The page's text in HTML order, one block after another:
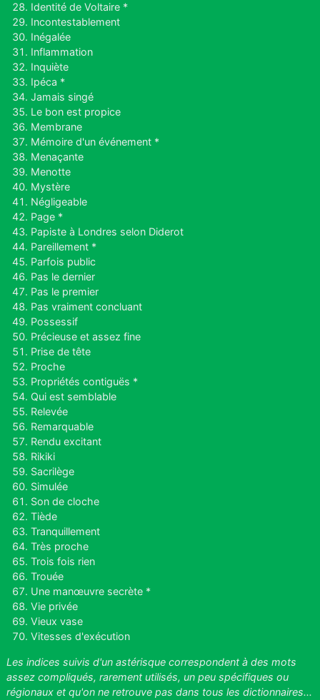
Identité de Voltaire *
Incontestablement
Inégalée
Inflammation
Inquiète
Ipéca *
Jamais singé
Le bon est propice
Membrane
Mémoire d'un événement *
Menaçante
Menotte
Mystère
Négligeable
Page *
Papiste à Londres selon Diderot
Pareillement *
Parfois public
Pas le dernier
Pas le premier
Pas vraiment concluant
Possessif
Précieuse et assez fine
Prise de tête
Proche
Propriétés contiguës *
Qui est semblable
Relevée
Remarquable
Rendu excitant
Rikiki
Sacrilège
Simulée
Son de cloche
Tiède
Tranquillement
Très proche
Trois fois rien
Trouée
Une manœuvre secrète *
Vie privée
Vieux vase
Vitesses d'exécution
Les indices suivis d'un astérisque correspondent à des mots
assez compliqués, rarement utilisés, un peu spécifiques ou
régionaux et qu'on ne retrouve pas dans tous les dictionnaires...